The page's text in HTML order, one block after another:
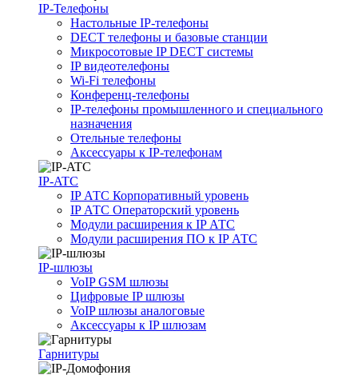
IP-Телефоны
Настольные IP-телефоны
DECT телефоны и базовые станции
Микросотовые IP DECT системы
IP видеотелефоны
Wi-Fi телефоны
Конференц-телефоны
IP-телефоны промышленного и специального
назначения
Отельные телефоны
Аксессуары к IP-телефонам
IP-ATC
IP АТС Корпоративный уровень
IP АТС Операторский уровень
Модули расширения к IP АТС
Модули расширения ПО к IP АТС
IP-шлюзы
VoIP GSM шлюзы
Цифровые IP шлюзы
VoIP шлюзы аналоговые
Аксессуары к IP шлюзам
Гарнитуры